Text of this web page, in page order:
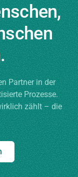
Partner in der
Prozesse.
zählt – die